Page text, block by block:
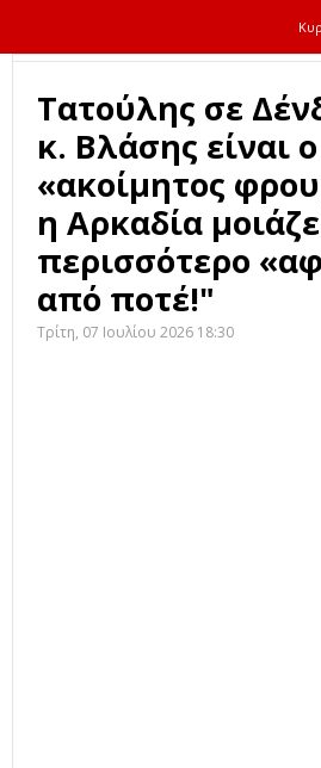
Τατούλης σε
κ. Βλάσης είναι ο
«ακοίμητος
η Αρκαδία
περισσότερο
από ποτέ!"
Τρίτη, 07 Ιουλίου 2026 18:30